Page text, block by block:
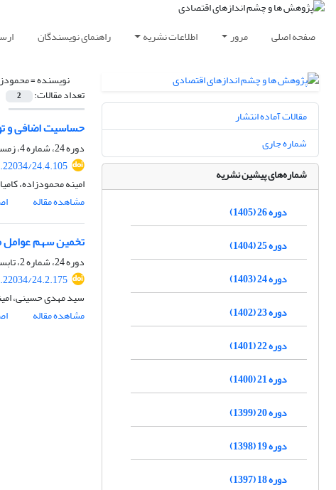
صفحه اصلی مرور اطلاعات نشریه راهنمای نویسندگان
نویسنده =
تعداد مقالات: 2
حساسیت اضافی و
دوره 24، شماره 4، زمستان 1403، صفحه
24.4.105
امینه محمودزاده،
مشاهده مقاله
تخمین سهم عوامل
دوره 24، شماره 2، تابستان 1403، صفحه
24.2.175
سید مهدی حسینی،
مشاهده مقاله
مقالات آماده انتشار
شماره جاری
شماره‌های پیشین نشریه
دوره 26 (1405)
دوره 25 (1404)
دوره 24 (1403)
دوره 23 (1402)
دوره 22 (1401)
دوره 21 (1400)
دوره 20 (1399)
دوره 19 (1398)
دوره 18 (1397)